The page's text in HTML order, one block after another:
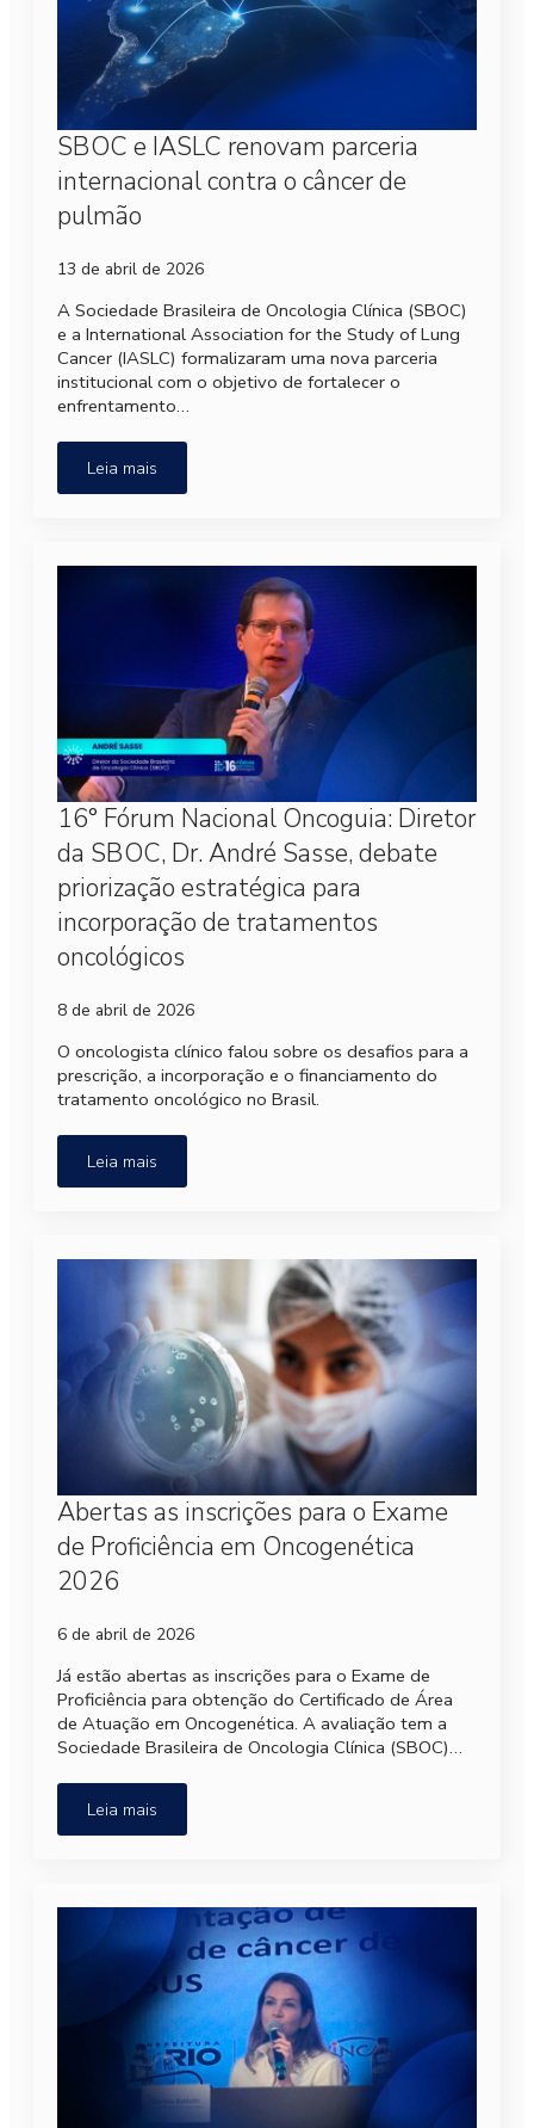
SBOC e IASLC renovam parceria
internacional contra o câncer de
pulmão
13 de abril de 2026
A Sociedade Brasileira de Oncologia Clínica (SBOC)
e a International Association for the Study of Lung
Cancer (IASLC) formalizaram uma nova parceria
institucional com o objetivo de fortalecer o
enfrentamento…
Leia mais
16° Fórum Nacional Oncoguia: Diretor
da SBOC, Dr. André Sasse, debate
priorização estratégica para
incorporação de tratamentos
oncológicos
8 de abril de 2026
O oncologista clínico falou sobre os desafios para a
prescrição, a incorporação e o financiamento do
tratamento oncológico no Brasil.
Leia mais
Abertas as inscrições para o Exame
de Proficiência em Oncogenética
2026
6 de abril de 2026
Já estão abertas as inscrições para o Exame de
Proficiência para obtenção do Certificado de Área
de Atuação em Oncogenética. A avaliação tem a
Sociedade Brasileira de Oncologia Clínica (SBOC)…
Leia mais